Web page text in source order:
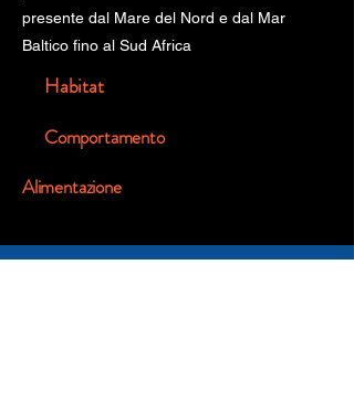
presente dal Mare del Nord e dal Mar
Baltico fino al Sud Africa
Habitat
Comportamento
Alimentazione